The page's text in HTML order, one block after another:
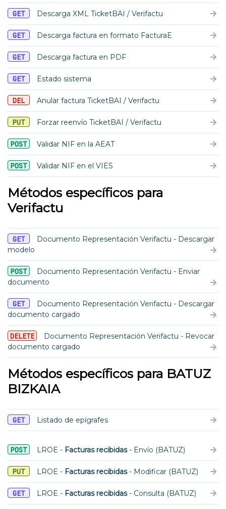
GET Descarga XML TicketBAI / Verifactu
GET Descarga factura en formato FacturaE
GET Descarga factura en PDF
GET Estado sistema
DEL Anular factura TicketBAI / Verifactu
PUT Forzar reenvío TicketBAI / Verifactu
POST Validar NIF en la AEAT
POST Validar NIF en el VIES
Métodos específicos para
Verifactu
GET
Documento Representación Verifactu - Descargar
modelo
POST
Documento Representación Verifactu - Enviar
documento
GET
Documento Representación Verifactu - Descargar
documento cargado
DELETE
Documento Representación Verifactu - Revocar
documento cargado
Métodos específicos para BATUZ
BIZKAIA
GET Listado de epígrafes
POST LROE - Facturas recibidas- Envío (BATUZ)
PUT LROE - Facturas recibidas- Modificar (BATUZ)
GET LROE - Facturas recibidas- Consulta (BATUZ)